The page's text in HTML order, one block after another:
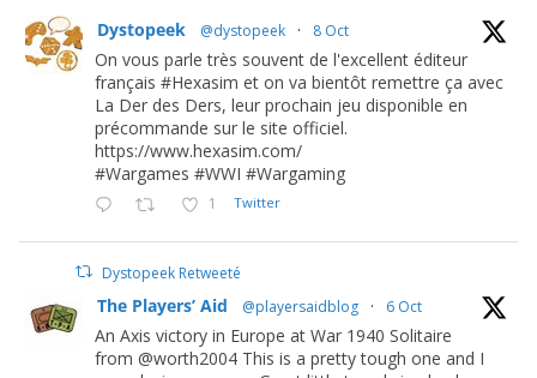
Dystopeek @dystopeek · 8 Oct
On vous parle très souvent de l'excellent éditeur
français #Hexasim et on va bientôt remettre ça avec
La Der des Ders, leur prochain jeu disponible en
précommande sur le site officiel.
https://www.hexasim.com/
#Wargames #WWI #Wargaming
1 Twitter
Dystopeek Retweeté
The Players’ Aid @playersaidblog · 6 Oct
An Axis victory in Europe at War 1940 Solitaire
from @worth2004 This is a pretty tough one and I